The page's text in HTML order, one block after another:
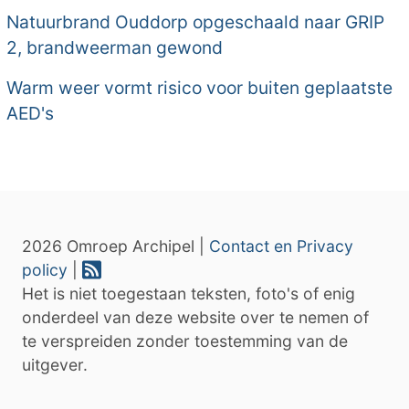
Natuurbrand Ouddorp opgeschaald naar GRIP
2, brandweerman gewond
Warm weer vormt risico voor buiten geplaatste
AED's
2026 Omroep Archipel | Contact en Privacy
policy
Het is niet toegestaan teksten, foto's of enig
onderdeel van deze website over te nemen of
te verspreiden zonder toestemming van de
uitgever.